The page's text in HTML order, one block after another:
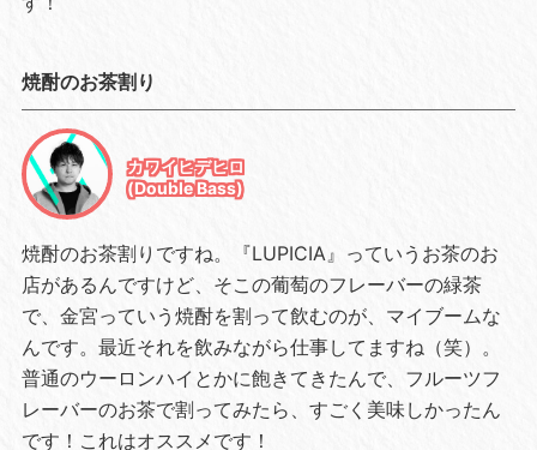
焼酎のお茶割り
カワイヒデヒロ
(Double Bass)
焼酎のお茶割りですね。『LUPICIA』っていうお茶のお
店があるんですけど、そこの葡萄のフレーバーの緑茶
で、金宮っていう焼酎を割って飲むのが、マイブームな
んです。最近それを飲みながら仕事してますね（笑）。
普通のウーロンハイとかに飽きてきたんで、フルーツフ
レーバーのお茶で割ってみたら、すごく美味しかったん
です！これはオススメです！